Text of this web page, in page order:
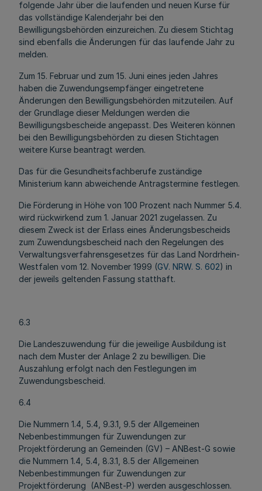
folgende Jahr über die laufenden und neuen Kurse für
das vollständige Kalenderjahr bei den
Bewilligungsbehörden einzureichen. Zu diesem Stichtag
sind ebenfalls die Änderungen für das laufende Jahr zu
melden.
Zum 15. Februar und zum 15. Juni eines jeden Jahres
haben die Zuwendungsempfänger eingetretene
Änderungen den Bewilligungsbehörden mitzuteilen. Auf
der Grundlage dieser Meldungen werden die
Bewilligungsbescheide angepasst. Des Weiteren können
bei den Bewilligungsbehörden zu diesen Stichtagen
weitere Kurse beantragt werden.
Das für die Gesundheitsfachberufe zuständige
Ministerium kann abweichende Antragstermine festlegen.
Die Förderung in Höhe von 100 Prozent nach Nummer 5.4.
wird rückwirkend zum 1. Januar 2021 zugelassen. Zu
diesem Zweck ist der Erlass eines Änderungsbescheids
zum Zuwendungsbescheid nach den Regelungen des
Verwaltungsverfahrensgesetzes für das Land Nordrhein-
Westfalen vom 12. November 1999 (GV. NRW. S. 602) in
der jeweils geltenden Fassung statthaft.
6.3
Die Landeszuwendung für die jeweilige Ausbildung ist
nach dem Muster der Anlage 2 zu bewilligen. Die
Auszahlung erfolgt nach den Festlegungen im
Zuwendungsbescheid.
6.4
Die Nummern 1.4, 5.4, 9.3.1, 9.5 der Allgemeinen
Nebenbestimmungen für Zuwendungen zur
Projektförderung an Gemeinden (GV) – ANBest-G sowie
die Nummern 1.4, 5.4, 8.3.1, 8.5 der Allgemeinen
Nebenbestimmungen für Zuwendungen zur
Projektförderung (ANBest-P) werden ausgeschlossen.